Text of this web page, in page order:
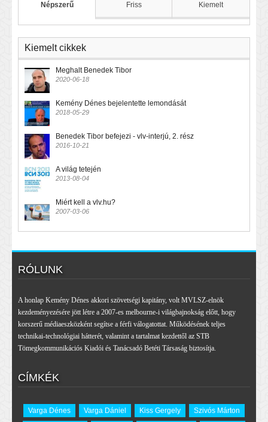
Népszerű Friss Kiemelt
Kiemelt cikkek
Meghalt Benedek Tibor
2020-06-18
Kemény Dénes bejelentette lemondását
2018-05-29
Benedek Tibor befejezi - vlv-interjú, 2. rész
2016-10-21
A világ tetején
2013-08-04
Miért kell a vlv.hu?
2007-03-06
RÓLUNK
A honlap Kemény Dénes akkori szövetségi kapitány, volt MVLSZ-elnök
kezdeményezésére jött létre a 2007-es melbourne-i világbajnokság előtt, hogy
korszerű médiaeszközként segítse a férfi válogatottat. Működésének teljes
technikai-technológiai hátterét, valamint a tartalmat kezdettől az STB
Tömegkommunikációs Kiadói és Tanácsadó Betéti Társaság biztosítja.
CÍMKÉK
Varga Dénes Varga Dániel Kiss Gergely Szivós Márton